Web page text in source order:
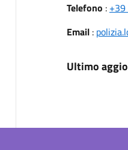
Telefono :
Email:
Ultimo